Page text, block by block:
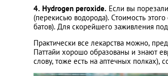
4. Hydrogen peroxide. Если вы
(перекисью водорода). Стоимость
батов). Для скорейшего заживления
Практически все лекарства можно,
Паттайи хорошо образованы и знают
слову, тоже есть на аптечных полках),